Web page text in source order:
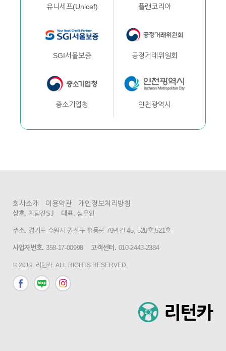
유니세프(Unicef) 플랜코리아
SGI서울보증 공정거래위원회
중소기업청 인천광역시
회사소개 이용약관 개인정보처리방침
상호. 차담진SJ 대표. 심우인
주소. 경기도 수원시 권선구 평동로 79번길 45, 520호,521호
사업자번호. 358-17-00998 고객센터. 010-2443-2384
© 2019. 리턴카. ALL RIGHTS RESERVED.